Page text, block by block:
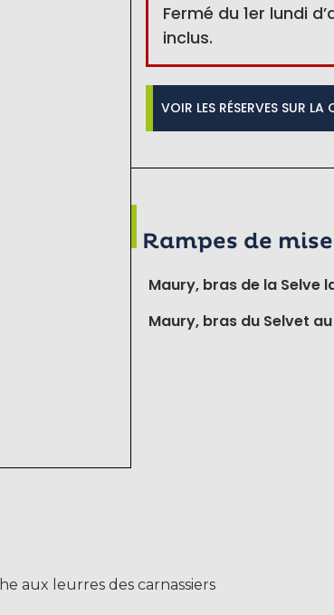
Fermé du 1er lundi
inclus.
VOIR LES RÉSERVES SUR LA
Rampes de
Maury, bras de la Selve
Maury, bras du Selvet
aux leurres des carnassiers